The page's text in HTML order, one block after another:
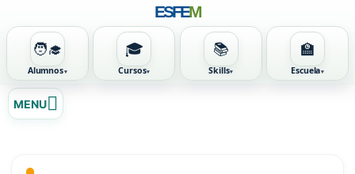
ESFEM
🧑‍🎓
Alumnos
🎓
Cursos
📚
Skills
🏫
Escuela
al
MENU